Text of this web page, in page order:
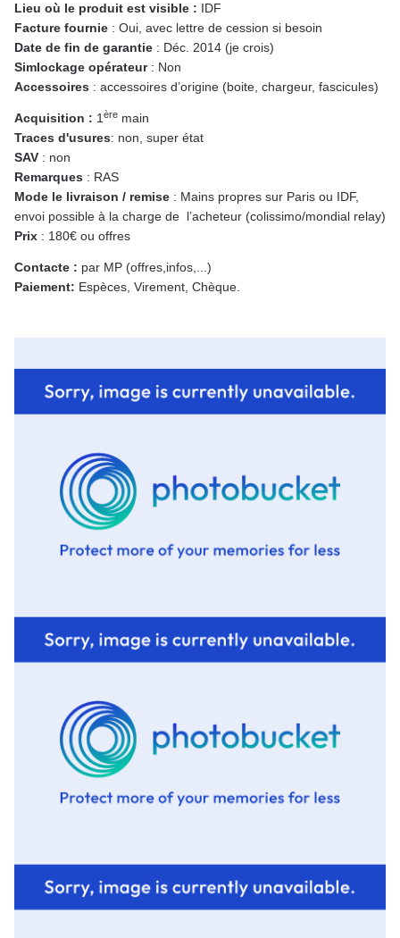
Lieu où le produit est visible : IDF
Facture fournie : Oui, avec lettre de cession si besoin
Date de fin de garantie : Déc. 2014 (je crois)
Simlockage opérateur: Non
Accessoires : accessoires d’origine (boite, chargeur, fascicules)
Acquisition : 1ère main
Traces d'usures: non, super état
SAV : non
Remarques : RAS
Mode le livraison / remise : Mains propres sur Paris ou IDF,
envoi possible à la charge de l’acheteur (colissimo/mondial relay)
Prix : 180€ ou offres
Contacte : par MP (offres,infos,...)
Paiement: Espèces, Virement, Chèque.